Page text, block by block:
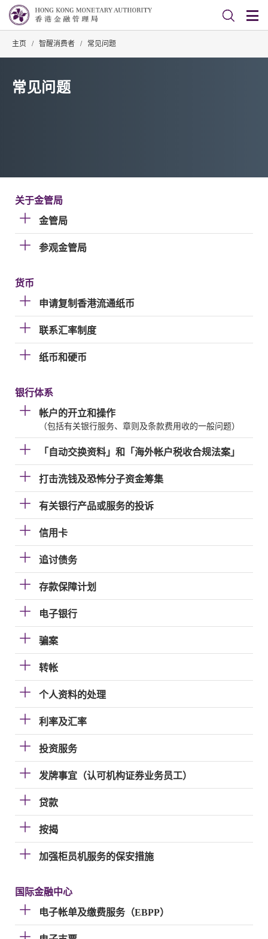
主页 / 智醒消费者 / 常见问题
常见问题
关于金管局
金管局
参观金管局
货币
申请复制香港流通纸币
联系汇率制度
纸币和硬币
银行体系
帐户的开立和操作
（包括有关银行服务、章则及条款费用收的一般问题）
「自动交换资料」和「海外帐户税收合规法案」
打击洗钱及恐怖分子资金筹集
有关银行产品或服务的投诉
信用卡
追讨债务
存款保障计划
电子银行
骗案
转帐
个人资料的处理
利率及汇率
投资服务
发牌事宜（认可机构证券业务员工）
贷款
按揭
加强柜员机服务的保安措施
国际金融中心
电子帐单及缴费服务（EBPP）